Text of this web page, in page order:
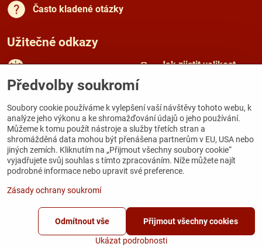
Často kladené otázky
Užitečné odkazy
Rady a tipy
Jak zjistit velikost
Kamenná prodejna
Galerie Zámecká
Zámecká 167
284 03 Kutná Hora
2026 Předvolby soukromí
Vytvořeno systémem:ByznysWeb.cz
Předvolby soukromí
Soubory cookie používáme k vylepšení vaší návštěvy tohoto webu, k
analýze jeho výkonu a ke shromažďování údajů o jeho používání.
Můžeme k tomu použít nástroje a služby třetích stran a
shromážděná data mohou být přenášena partnerům v EU, USA nebo
jiných zemích. Kliknutím na „Přijmout všechny soubory cookie“
vyjadřujete svůj souhlas s tímto zpracováním. Níže můžete najít
podrobné informace nebo upravit své preference.
Zásady ochrany soukromí
Ukázat podrobnosti
Přijmout všechny cookies
Odmítnout vše